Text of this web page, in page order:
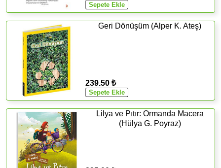
Geri Dönüşüm (Alper K. Ateş)
239.50 ₺
Lilya ve Pıtır: Ormanda Macera
(Hülya G. Poyraz)